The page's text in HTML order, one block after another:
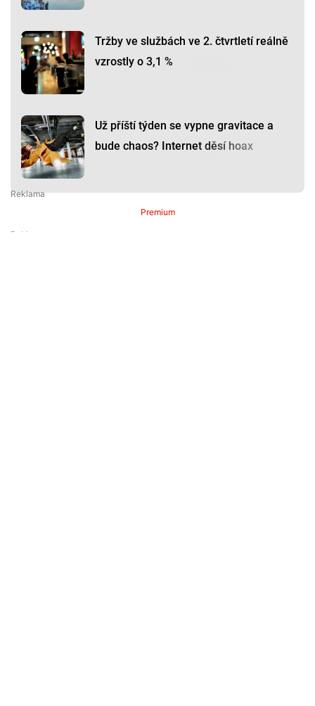
Tržby ve službách ve 2. čtvrtletí reálně
vzrostly o 3,1 %
Už příští týden se vypne gravitace a
bude chaos? Internet děsí hoax
Premium